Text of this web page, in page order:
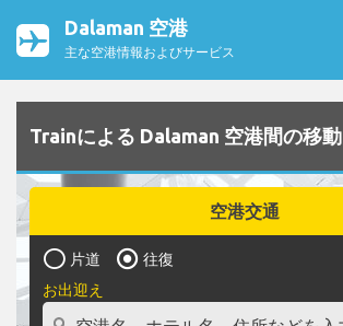
Dalaman 空港
主な空港情報およびサービス
Trainによる Dalaman 空港間の移動
空港交通
片道
往復
お出迎え